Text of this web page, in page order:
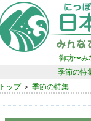
御坊〜み
季節の特
トップ＞ 季節の特集